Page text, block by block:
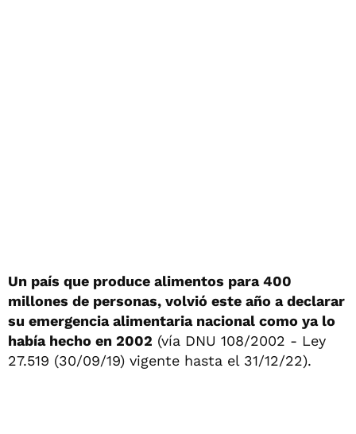
Un país que produce alimentos para 400
millones de personas, volvió este año a declarar
su emergencia alimentaria nacional como ya lo
había hecho en 2002 (vía DNU 108/2002 - Ley
27.519 (30/09/19) vigente hasta el 31/12/22).